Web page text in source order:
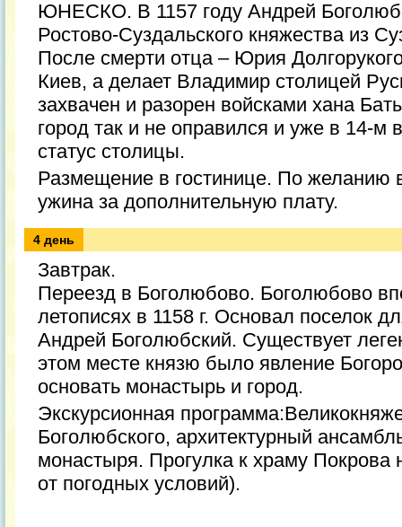
ЮНЕСКО. В 1157 году Андрей
Ростово-Суздальского княжества из
После смерти отца – Юрия
Киев, а делает Владимир столицей
захвачен и разорен войсками хана
город так и не оправился и уже в 14-м
статус столицы.
Размещение в гостинице. По желанию
ужина за дополнительную плату.
4 день
Завтрак.
Переезд в Боголюбово. Боголюбово
летописях в 1158 г. Основал поселок
Андрей Боголюбский. Существует
этом месте князю было явление
основать монастырь и город.
Экскурсионная
Боголюбского, архитектурный
монастыря. Прогулка к храму Покрова
от погодных условий).